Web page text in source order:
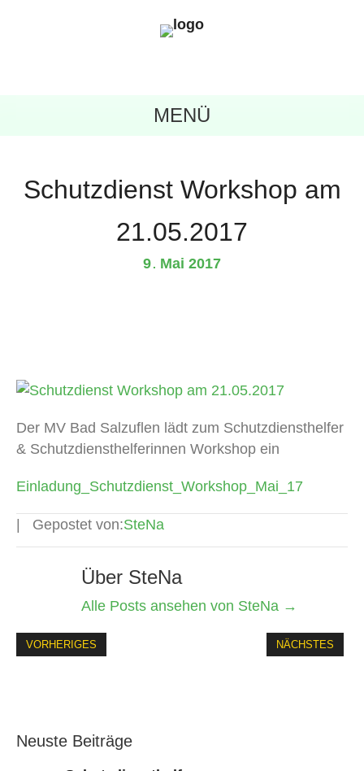
MENÜ
Schutzdienst Workshop am
21.05.2017
9. Mai 2017
Der MV Bad Salzuflen lädt zum Schutzdiensthelfer
& Schutzdiensthelferinnen Workshop ein
Einladung_Schutzdienst_Workshop_Mai_17
Gepostet von:SteNa
Über SteNa
Alle Posts ansehen von SteNa →
VORHERIGES NÄCHSTES
Neuste Beiträge